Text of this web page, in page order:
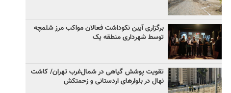
برگزاری آیین نکوداشت فعالان مواکب مرز شلمچه
توسط شهرداری منطقه یک
تقویت پوشش گیاهی در شمال‌غرب تهران/ کاشت
نهال در بلوارهای اردستانی و زحمتکش